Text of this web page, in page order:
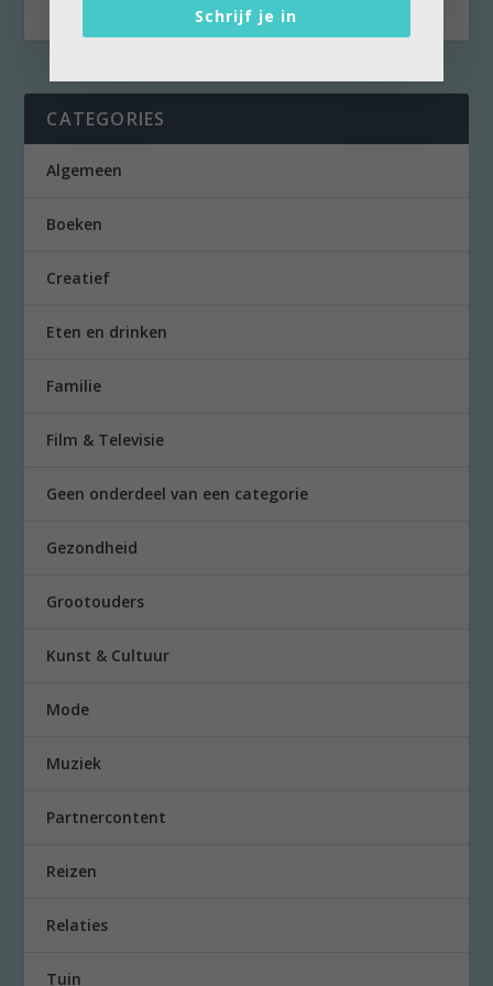
CATEGORIES
Algemeen
Boeken
Creatief
Eten en drinken
Familie
Film & Televisie
Geen onderdeel van een categorie
Gezondheid
Grootouders
Kunst & Cultuur
Mode
Muziek
Partnercontent
Reizen
Relaties
Tuin
Schrijf je in